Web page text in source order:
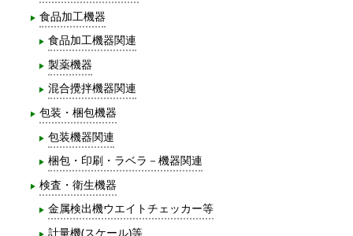
食品加工機器
食品加工機器関連
製薬機器
混合攪拌機器関連
包装・梱包機器
包装機器関連
梱包・印刷・ラベラ－機器関連
検査・衛生機器
金属検出機ウエイトチェッカー等
計量機(スケール)等